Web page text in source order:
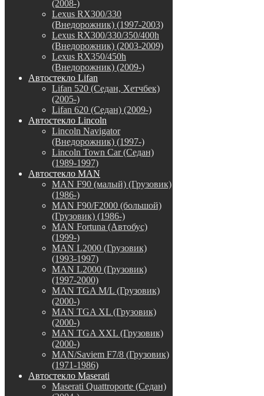
(2008-)
Lexus RX300/330
(Внедорожник) (1997-2003)
Lexus RX300/330/350/400h
(Внедорожник) (2003-2009)
Lexus RX350/450h
(Внедорожник) (2009-)
Автостекло Lifan
Lifan 520 (Седан, Хетчбек)
(2005-)
Lifan 620 (Седан) (2009-)
Автостекло Lincoln
Lincoln Navigator
(Внедорожник) (1997-)
Lincoln Town Car (Седан)
(1989-1997)
Автостекло MAN
MAN F90 (малый) (Грузовик)
(1986-)
MAN F90/F2000 (большой)
(Грузовик) (1986-)
MAN Fortuna (Автобус)
(1999-)
MAN L2000 (Грузовик)
(1993-1997)
MAN L2000 (Грузовик)
(1997-2000)
MAN TGA M/L (Грузовик)
(2000-)
MAN TGA XL (Грузовик)
(2000-)
MAN TGA XXL (Грузовик)
(2000-)
MAN/Saviem F7/8 (Грузовик)
(1971-1986)
Автостекло Maserati
Maserati Quattroporte (Седан)